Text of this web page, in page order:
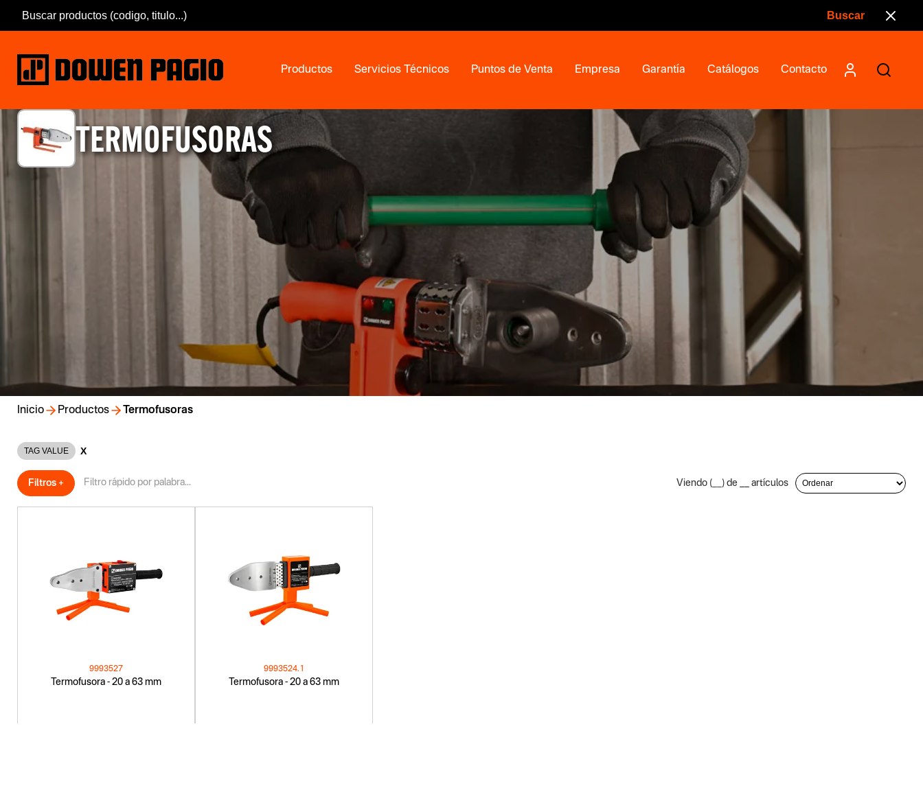
Productos Servicios Técnicos Puntos de Venta Empresa Garantía Catálogos Contacto
Inicio Productos Termofusoras
TERMOFUSORAS
TAG VALUE X
Filtros + Viendo ( ) de artículos
Termofusora - 20 a 63 mm
9993527
Termofusora - 20 a 63 mm
9993524.1